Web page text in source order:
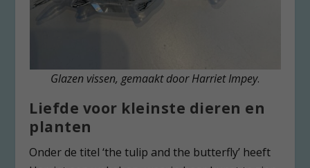
Glazen vissen, gemaakt door Harriet Impey.
Liefde voor kleinste dieren en
planten
Onder de titel ‘the tulip and the butterfly’ heeft